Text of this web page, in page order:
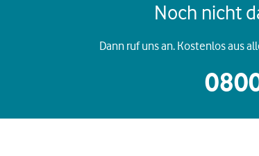
Noch nicht
Dann ruf uns an. Kostenlos aus